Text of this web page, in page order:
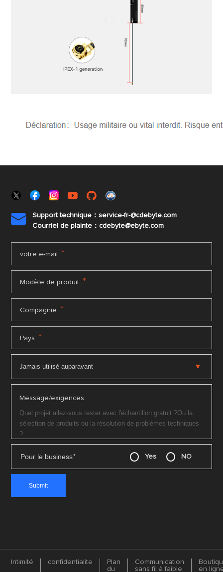

Support technique：service-fr-@cdebyte.com
Courriel de plainte：cdebyte@ebyte.com
votre e-mail *
Modèle de produit *
Compagnie *
Pays *
Message/exigences
Pour le business* Yes NO
Intimité confidentialite
Plan
du
Communication
sans fil à faible
en